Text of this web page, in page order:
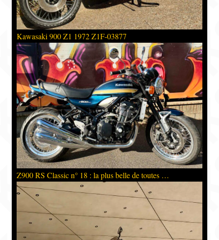
Kawasaki 900 Z1 1972 Z1F-03877
Z900 RS Classic n° 18 : la plus belle de toutes …